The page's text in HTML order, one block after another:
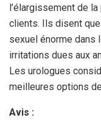
l’élargissement de
clients. Ils disent
sexuel énorme dans
irritations dues aux
Les urologues
meilleures options
Avis :